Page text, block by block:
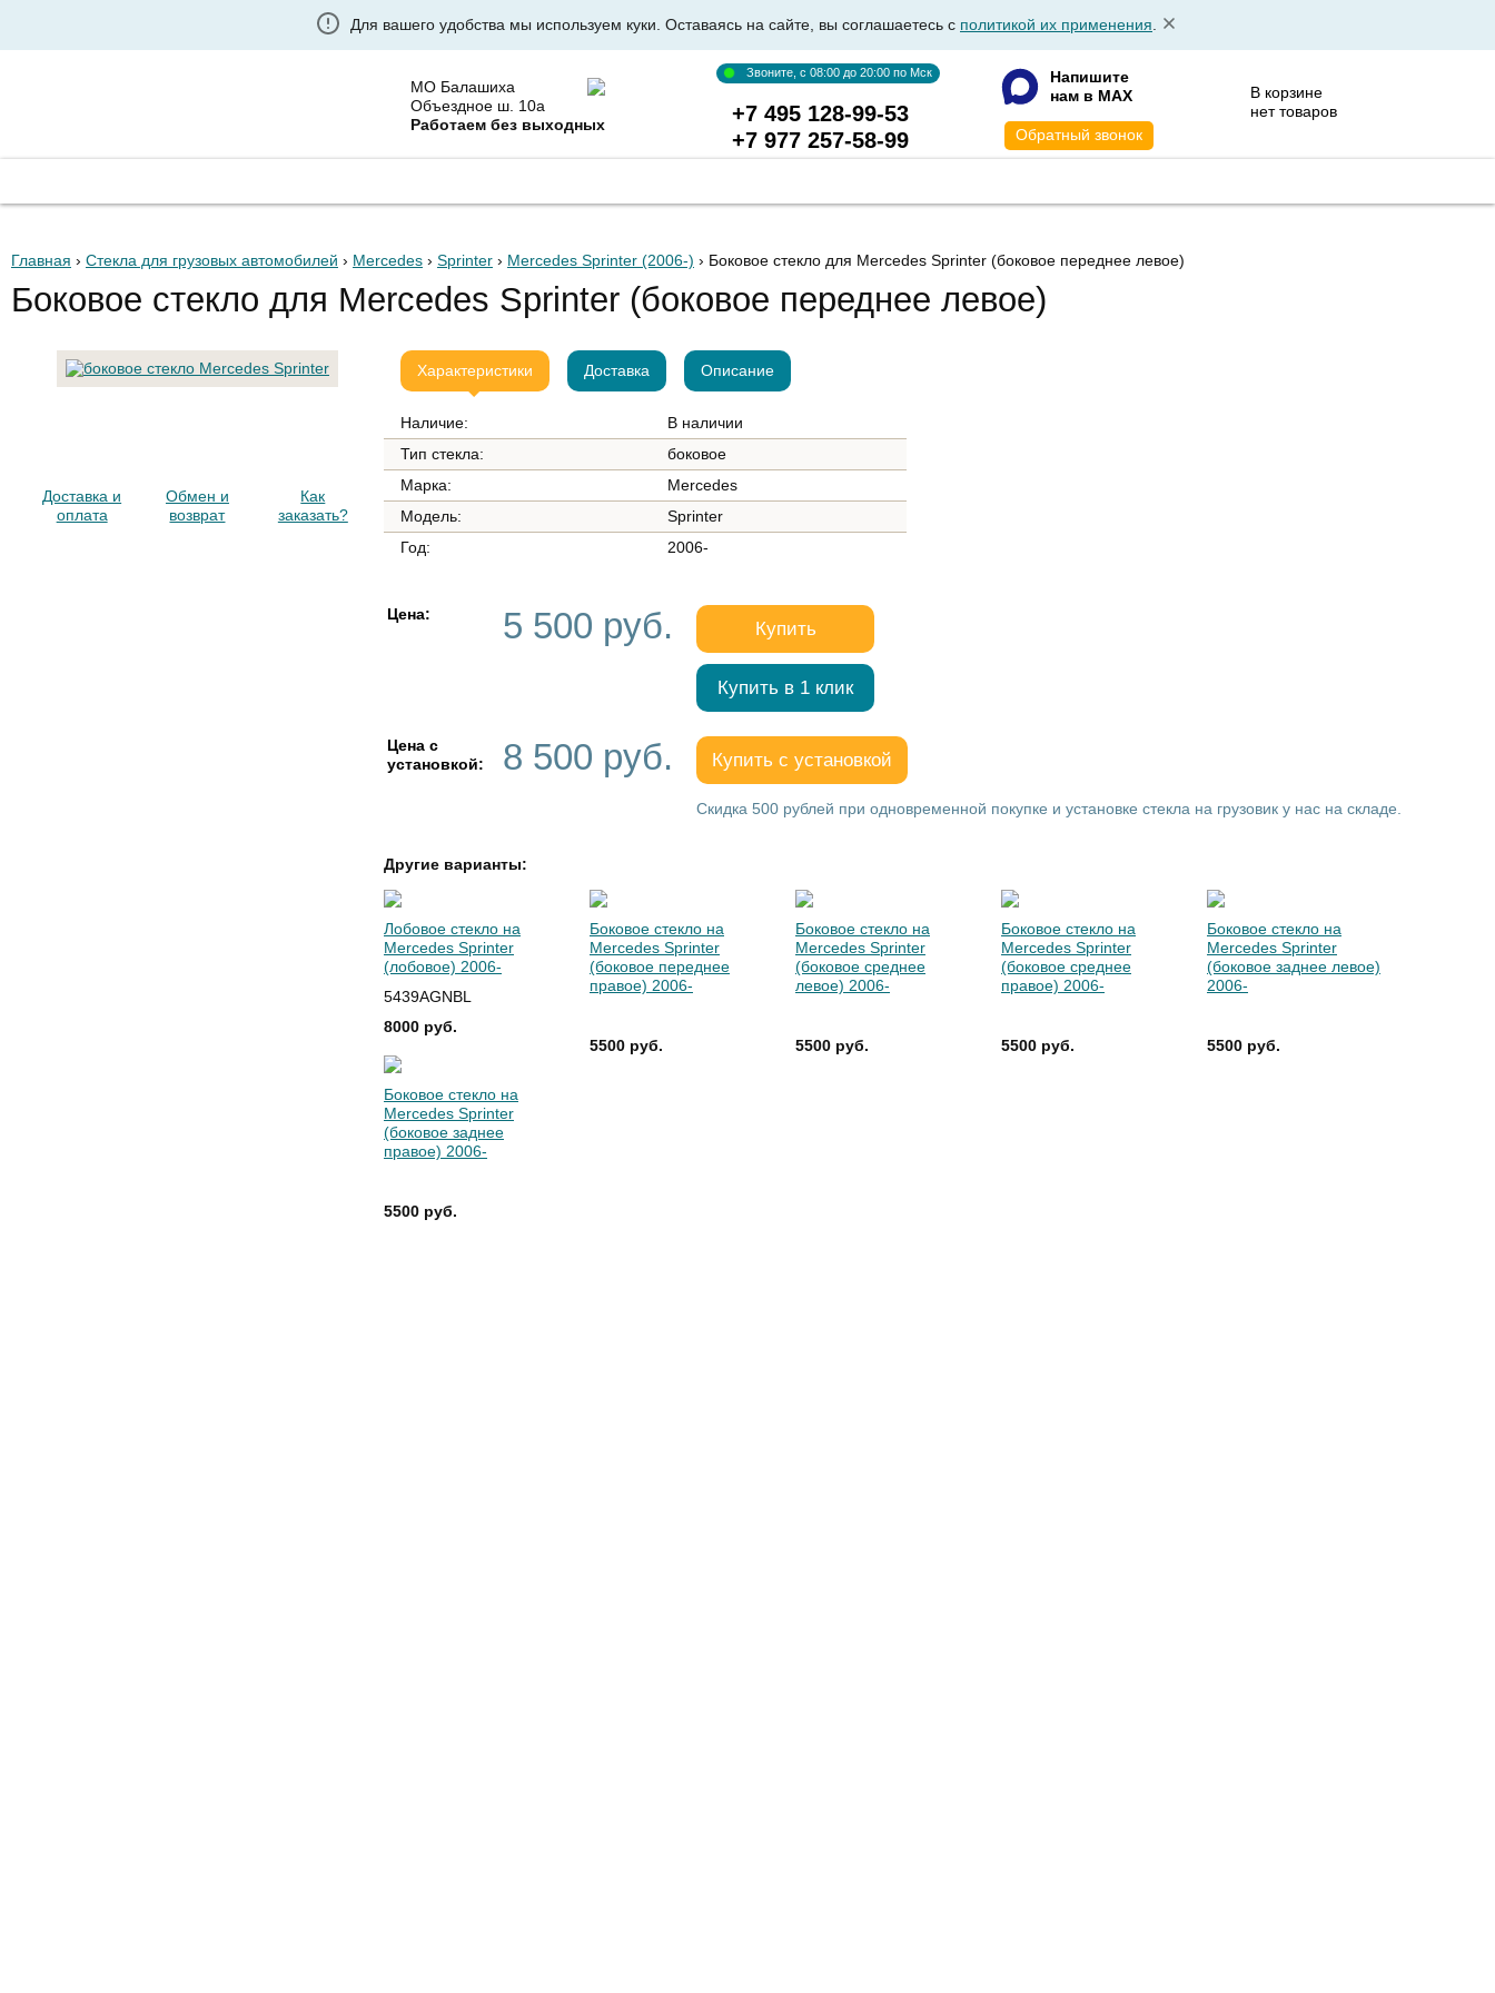
Для вашего удобства мы используем куки. Оставаясь на сайте, вы соглашаетесь с политикой их применения
МО Балашиха
Объездное ш. 10а
Работаем без выходных
Звоните, с 08:00 до 20:00 по Мск
+7 495 128-99-53
+7 977 257-58-99
Напишите
нам в MAX
Обратный звонок
В корзине
нет товаров
Главная › Стекла для грузовых автомобилей › Mercedes › Sprinter › Mercedes Sprinter (2006-) › Боковое стекло для Mercedes Sprinter (боковое переднее левое)
Боковое стекло для Mercedes Sprinter (боковое переднее левое)
Доставка и
оплата
Обмен и
возврат
Как
заказать?
Характеристики Доставка Описание
Наличие:
В наличии
Тип стекла:
боковое
Марка:
Mercedes
Модель:
Sprinter
Год:
2006-
Цена: 5 500 руб. Купить
Купить в 1 клик
Цена с
установкой:
8 500 руб. Купить с установкой
Скидка 500 рублей при одновременной покупке и установке стекла на грузовик у нас на складе.
Другие варианты:
Лобовое стекло на
Mercedes Sprinter
(лобовое) 2006-
5439AGNBL
8000 руб.
Боковое стекло на
Mercedes Sprinter
(боковое переднее
правое) 2006-
5500 руб.
Боковое стекло на
Mercedes Sprinter
(боковое среднее
левое) 2006-
5500 руб.
Боковое стекло на
Mercedes Sprinter
(боковое среднее
правое) 2006-
5500 руб.
Боковое стекло на
Mercedes Sprinter
(боковое заднее левое)
2006-
5500 руб.
Боковое стекло на
Mercedes Sprinter
(боковое заднее
правое) 2006-
5500 руб.